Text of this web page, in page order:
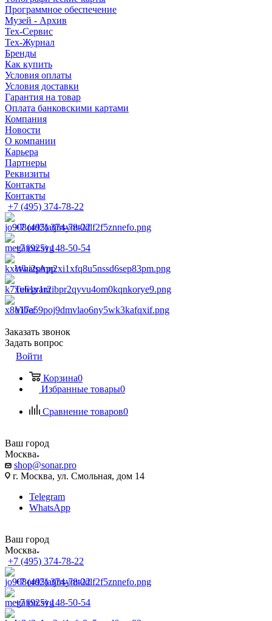
Программное обеспечение
Музей - Архив
Tex-Сервис
Тех-Журнал
Бренды
Как купить
Условия оплаты
Условия доставки
Гарантия на товар
Оплата банковскими картами
Компания
Новости
О компании
Карьера
Партнеры
Реквизиты
Контакты
Контакты
+7 (495) 374-78-22
+7 (495) 374-78-22
+7 (925) 148-50-54
WhatsApp
Telegram
Viber
Заказать звонок
Задать вопрос
Войти
Корзина0
Избранные товары0
Сравнение товаров0
Ваш город
Москва
shop@sonar.pro
г. Москва, ул. Смольная, дом 14
Telegram
WhatsApp
Ваш город
Москва
+7 (495) 374-78-22
+7 (495) 374-78-22
+7 (925) 148-50-54